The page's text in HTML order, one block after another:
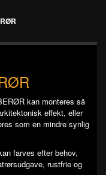
kan monteres så
effekt, eller
som en mindre synlig
farves efter behov,
rustfrie og